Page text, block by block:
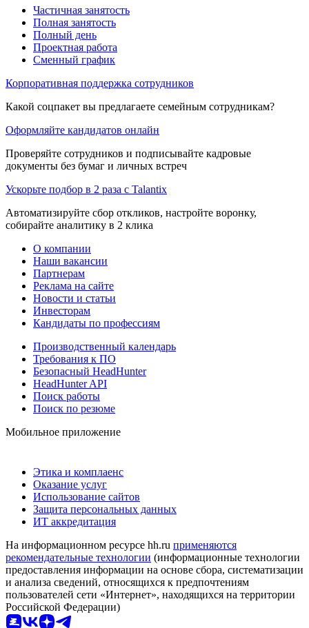
Частичная занятость
Полная занятость
Полный день
Проектная работа
Сменный график
Корпоративная поддержка сотрудников
Какой соцпакет вы предлагаете семейным сотрудникам?
Оформляйте кандидатов онлайн
Проверяйте сотрудников и подписывайте кадровые
документы без бумаг и личных встреч
Ускорьте подбор в 2 раза с Talantix
Автоматизируйте сбор откликов, настройте воронку,
собирайте аналитику в 2 клика
О компании
Наши вакансии
Партнерам
Реклама на сайте
Новости и статьи
Инвесторам
Кандидаты по профессиям
Производственный календарь
Требования к ПО
Безопасный HeadHunter
HeadHunter API
Поиск работы
Поиск по резюме
Мобильное приложение
Этика и комплаенс
Оказание услуг
Использование сайтов
Защита персональных данных
ИТ аккредитация
На информационном ресурсе hh.ru применяются
рекомендательные технологии (информационные технологии
предоставления информации на основе сбора, систематизации
и анализа сведений, относящихся к предпочтениям
пользователей сети «Интернет», находящихся на территории
Российской Федерации)